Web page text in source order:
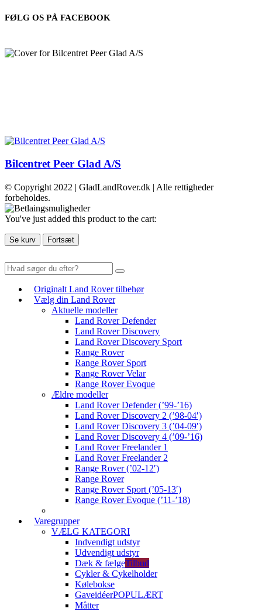
FØLG OS PÅ FACEBOOK
Bilcentret Peer Glad A/S
© Copyright 2022 | GladLandRover.dk | Alle rettigheder
forbeholdes.
You've just added this product to the cart:
Se kurv Fortsæt
Originalt Land Rover tilbehør
Vælg din Land Rover
Aktuelle modeller
Land Rover Defender
Land Rover Discovery
Land Rover Discovery Sport
Range Rover
Range Rover Sport
Range Rover Velar
Range Rover Evoque
Ældre modeller
Land Rover Defender (’99-’16)
Land Rover Discovery 2 (’98-04′)
Land Rover Discovery 3 (’04-09′)
Land Rover Discovery 4 (’09-’16)
Land Rover Freelander 1
Land Rover Freelander 2
Range Rover (’02-12′)
Range Rover
Range Rover Sport (’05-13′)
Range Rover Evoque (’11-’18)
Varegrupper
VÆLG KATEGORI
Indvendigt udstyr
Udvendigt udstyr
Dæk & fælgeTilbud
Cykler & Cykelholder
Kølebokse
GaveidéerPOPULÆRT
Måtter